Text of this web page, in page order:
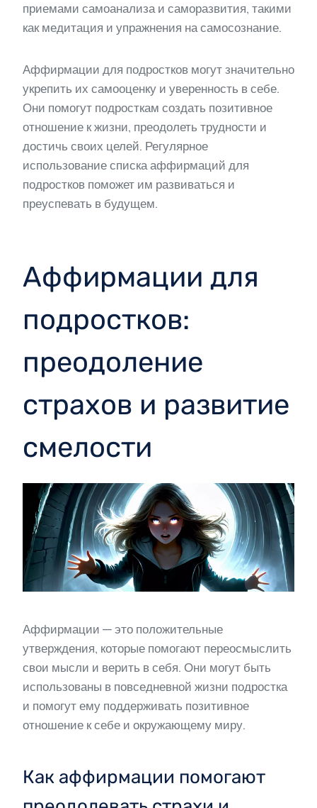
приемами самоанализа и саморазвития, такими
как медитация и упражнения на самосознание.
Аффирмации для подростков могут значительно
укрепить их самооценку и уверенность в себе.
Они помогут подросткам создать позитивное
отношение к жизни, преодолеть трудности и
достичь своих целей. Регулярное
использование списка аффирмаций для
подростков поможет им развиваться и
преуспевать в будущем.
Аффирмации для
подростков:
преодоление
страхов и развитие
смелости
Аффирмации — это положительные
утверждения, которые помогают переосмыслить
свои мысли и верить в себя. Они могут быть
использованы в повседневной жизни подростка
и помогут ему поддерживать позитивное
отношение к себе и окружающему миру.
Как аффирмации помогают